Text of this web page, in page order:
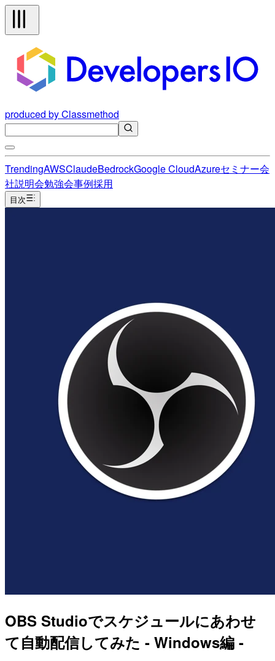
produced by Classmethod
TrendingAWSClaudeBedrockGoogle CloudAzureセミナー会
社説明会勉強会事例採用
目次
OBS Studioでスケジュールにあわせ
て自動配信してみた - Windows編 -